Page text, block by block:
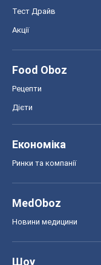
Тест Драйв
Акції
Food Oboz
Рецепти
Дієти
Економіка
Ринки та компанії
MedOboz
Новини медицини
Шоу